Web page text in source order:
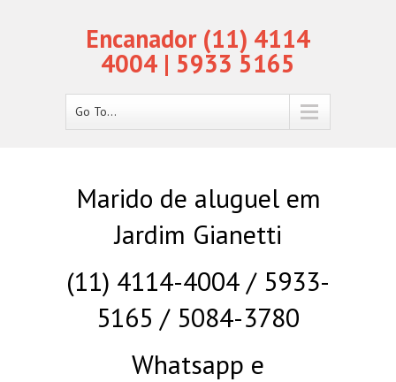
Encanador (11) 4114
4004 | 5933 5165
Go To...
Marido de aluguel em
Jardim Gianetti
(11) 4114-4004 / 5933-
5165 / 5084-3780
Whatsapp e